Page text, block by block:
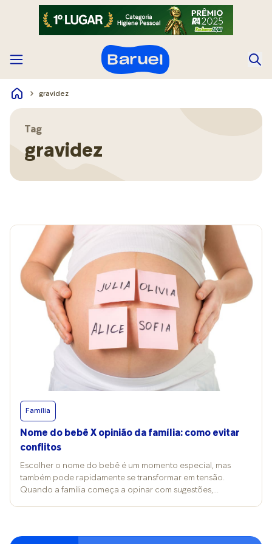
gravidez
Tag
gravidez
Família
Nome do bebê X opinião da família: como evitar
conflitos
Escolher o nome do bebê é um momento especial, mas
também pode rapidamente se transformar em tensão.
Quando a família começa a opinar com sugestões,
dois. Entender o que está por trás dessas opiniões sem abrir